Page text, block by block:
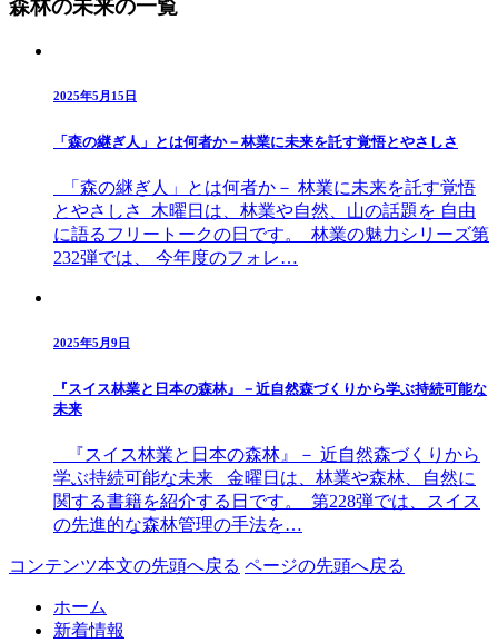
森林の未来の一覧
2025年5月15日
「森の継ぎ人」とは何者か－林業に未来を託す覚悟とやさしさ
「森の継ぎ人」とは何者か－ 林業に未来を託す覚悟
とやさしさ 木曜日は、林業や自然、山の話題を 自由
に語るフリートークの日です。 林業の魅力シリーズ第
232弾では、 今年度のフォレ…
2025年5月9日
『スイス林業と日本の森林』－近自然森づくりから学ぶ持続可能な
未来
『スイス林業と日本の森林』－ 近自然森づくりから
学ぶ持続可能な未来 金曜日は、林業や森林、自然に
関する書籍を紹介する日です。 第228弾では、スイス
の先進的な森林管理の手法を…
コンテンツ本文の先頭へ戻る ページの先頭へ戻る
ホーム
新着情報